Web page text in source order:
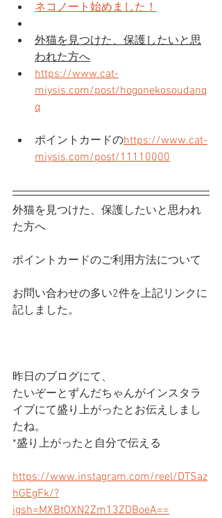
ネコノート始めました！
外猫を見つけた、保護したいと思
われた方へ
https://www.cat-
miysis.com/post/hogonekosoudanq
q
ポイントカードのhttps://www.cat-
miysis.com/post/11110000
外猫を見つけた、保護したいと思われ
た方へ
ポイントカードのご利用方法について
お問い合わせの多い2件を上記リンクに
記しました。
昨日のブログにて、
たいぞーとずんだちゃんがインスタラ
イブにて盛り上がったとお伝えしまし
たね。
*盛り上がったと自分で伝える
https://www.instagram.com/reel/DTSaz
hGEgFk/?
igsh=MXBtOXN2Zm13ZDBoeA==